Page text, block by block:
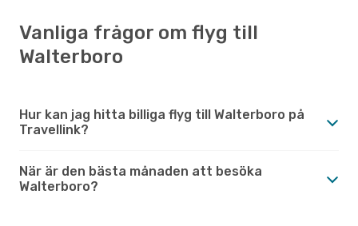
Vanliga frågor om flyg till
Walterboro
Hur kan jag hitta billiga flyg till Walterboro på
Travellink?
När är den bästa månaden att besöka
Walterboro?